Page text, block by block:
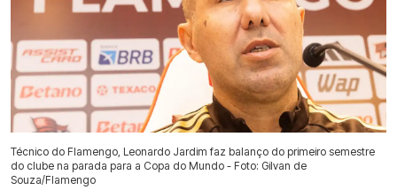
Técnico do Flamengo, Leonardo Jardim faz balanço do primeiro semestre
do clube na parada para a Copa do Mundo - Foto: Gilvan de
Souza/Flamengo